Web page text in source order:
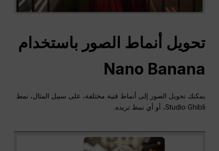
تحويل أنماط الصور باستخدام
Nano Banana
يمكنك تحويل الصور إلى أنماط فنية مختلفة، على سبيل المثال، نمط
Studio Ghibli، أو أي نمط تريده.